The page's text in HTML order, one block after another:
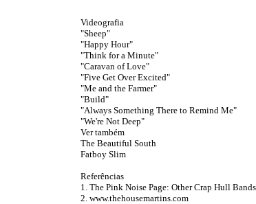
Videografia
"Sheep"
"Happy Hour"
"Think for a Minute"
"Caravan of Love"
"Five Get Over Excited"
"Me and the Farmer"
"Build"
"Always Something There to Remind Me"
"We're Not Deep"
Ver também
The Beautiful South
Fatboy Slim
Referências
1. The Pink Noise Page: Other Crap Hull
2. www.thehousemartins.com